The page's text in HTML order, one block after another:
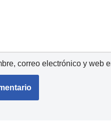
correo electrónico y web